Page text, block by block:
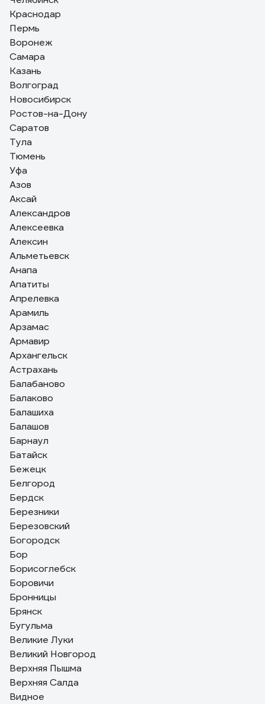
Краснодар
Пермь
Воронеж
Самара
Казань
Волгоград
Новосибирск
Ростов-на-Дону
Саратов
Тула
Тюмень
Уфа
Азов
Аксай
Александров
Алексеевка
Алексин
Альметьевск
Анапа
Апатиты
Апрелевка
Арамиль
Арзамас
Армавир
Архангельск
Астрахань
Балабаново
Балаково
Балашиха
Балашов
Барнаул
Батайск
Бежецк
Белгород
Бердск
Березники
Березовский
Богородск
Бор
Борисоглебск
Боровичи
Бронницы
Брянск
Бугульма
Великие Луки
Великий Новгород
Верхняя Пышма
Верхняя Салда
Видное